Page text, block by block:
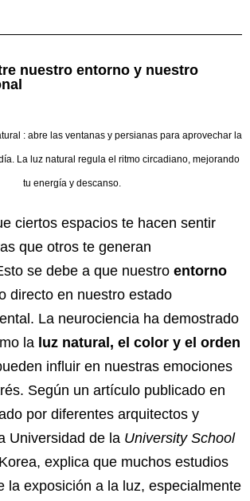
nuestro entorno y nuestro
ciertos espacios te hacen sentir
que otros te generan
se debe a que nuestro entorno
directo en nuestro estado
La neurociencia ha demostrado
la luz natural, el color y el orden
influir en nuestras emociones
Según un artículo publicado en
por diferentes arquitectos y
Universidad de la University School
explica que muchos estudios
la exposición a la luz, especialmente